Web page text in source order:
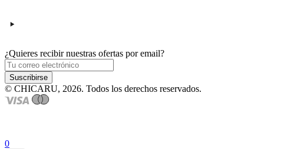
¿Quieres recibir nuestras ofertas por email?
Suscribirse
© CHICARU, 2026. Todos los derechos reservados.
0